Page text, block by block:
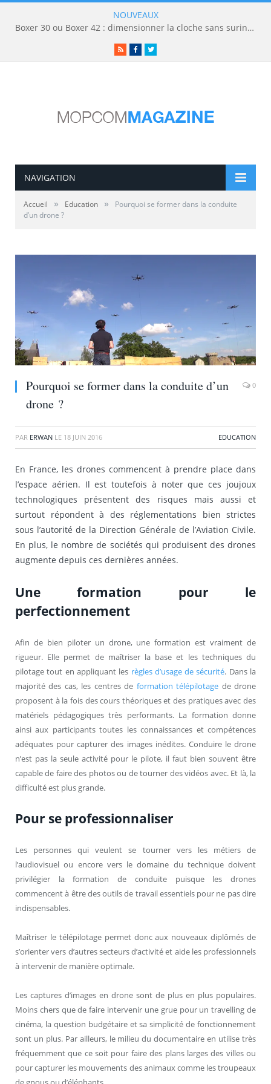
NOUVEAUX
Boxer 30 ou Boxer 42 : dimensionner la cloche sans surinvestir
RSSFacebookTwitter
NAVIGATION
Accueil » Education »
Pourquoi se former dans la conduite
d’un drone ?
Pourquoi se former dans la conduite d’un
drone ?
0
PAR ERWAN LE 18 JUIN 2016 EDUCATION
En France, les drones commencent à prendre place dans
l’espace aérien. Il est toutefois à noter que ces joujoux
technologiques présentent des risques mais aussi et
surtout répondent à des réglementations bien strictes
sous l’autorité de la Direction Générale de l’Aviation Civile.
En plus, le nombre de sociétés qui produisent des drones
augmente depuis ces dernières années.
Une formation pour le
perfectionnement
Afin de bien piloter un drone, une formation est vraiment de
rigueur. Elle permet de maîtriser la base et les techniques du
pilotage tout en appliquant les règles d’usage de sécurité. Dans la
majorité des cas, les centres de formation télépilotage de drone
proposent à la fois des cours théoriques et des pratiques avec des
matériels pédagogiques très performants. La formation donne
ainsi aux participants toutes les connaissances et compétences
adéquates pour capturer des images inédites. Conduire le drone
n’est pas la seule activité pour le pilote, il faut bien souvent être
capable de faire des photos ou de tourner des vidéos avec. Et là, la
difficulté est plus grande.
Pour se professionnaliser
Les personnes qui veulent se tourner vers les métiers de
l’audiovisuel ou encore vers le domaine du technique doivent
privilégier la formation de conduite puisque les drones
commencent à être des outils de travail essentiels pour ne pas dire
indispensables.
Maîtriser le télépilotage permet donc aux nouveaux diplômés de
s’orienter vers d’autres secteurs d’activité et aide les professionnels
à intervenir de manière optimale.
Les captures d’images en drone sont de plus en plus populaires.
Moins chers que de faire intervenir une grue pour un travelling de
cinéma, la question budgétaire et sa simplicité de fonctionnement
sont un plus. Par ailleurs, le milieu du documentaire en utilise très
fréquemment que ce soit pour faire des plans larges des villes ou
pour capturer les mouvements des animaux comme les troupeaux